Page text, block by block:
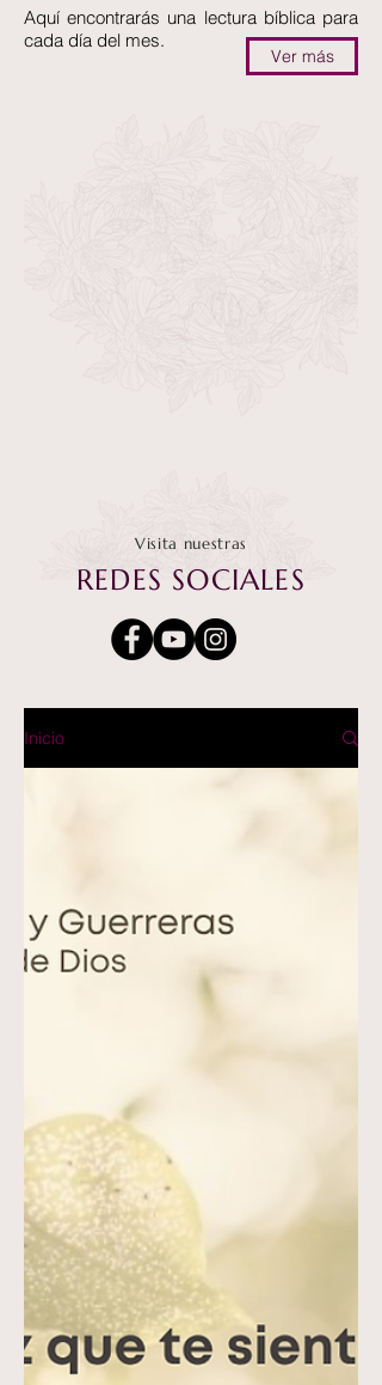
Ver más
Aquí encontrarás una lectura bíblica para
cada día del mes.
Visita nuestras
REDES SOCIALES
Inicio